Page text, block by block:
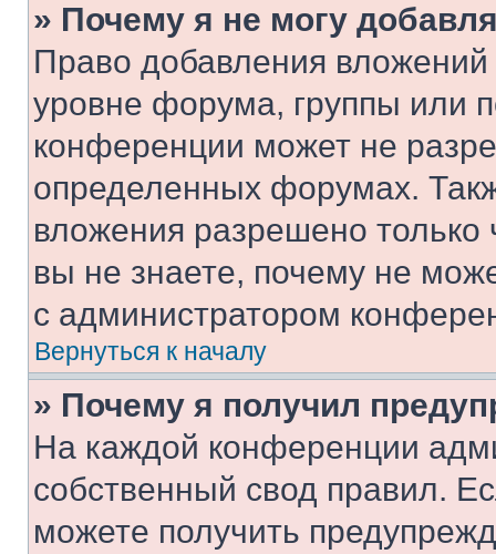
» Почему я не могу
Право добавления
уровне форума, группы или
конференции может не
определенных форумах.
вложения разрешено
вы не знаете, почему не
с администратором
Вернуться к началу
» Почему я получил
На каждой конференции
собственный свод правил.
можете получить